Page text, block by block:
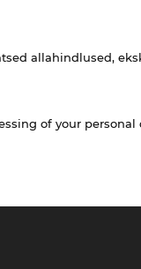
allahindlused,
of your personal